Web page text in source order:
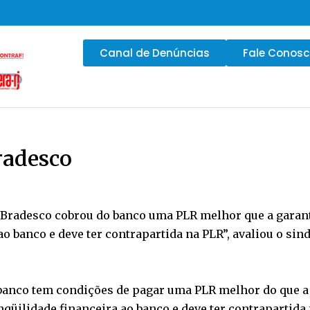
Canal de Denúncias Fale
cobrou do banco uma PLR melhor que a
e deve ter contrapartida na PLR”, avaliou o
tem condições de pagar uma PLR melhor do que